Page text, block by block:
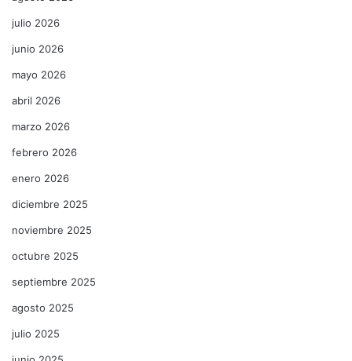
julio 2026
junio 2026
mayo 2026
abril 2026
marzo 2026
febrero 2026
enero 2026
diciembre 2025
noviembre 2025
octubre 2025
septiembre 2025
agosto 2025
julio 2025